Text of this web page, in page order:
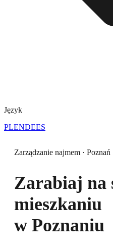
Język
PLENDEES
Zarządzanie najmem · Poznań
Zarabiaj na
mieszkaniu
w Poznaniu